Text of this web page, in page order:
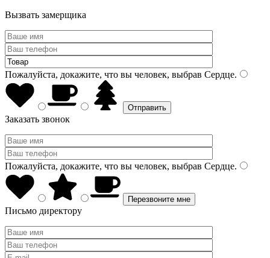
Вызвать замерщика
Пожалуйста, докажите, что вы человек, выбрав Сердце.
Заказать звонок
Пожалуйста, докажите, что вы человек, выбрав Сердце.
Письмо директору